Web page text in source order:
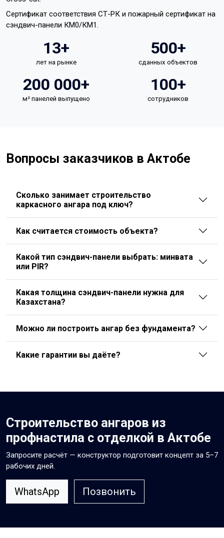
Сертификат соответствия СТ-РК и пожарный сертификат на
сэндвич-панели КМ0/КМ1.
13+
лет на рынке
500+
сданных объектов
200 000+
м² панелей выпущено
100+
сотрудников
Вопросы заказчиков в Актобе
Сколько занимает строительство
каркасного ангара под ключ?
Как считается стоимость объекта?
Какой тип сэндвич-панели выбрать: минвата
или PIR?
Какая толщина сэндвич-панели нужна для
Казахстана?
Можно ли построить ангар без фундамента?
Какие гарантии вы даёте?
Строительство ангаров из
профнастила с отделкой в Актобе
Запросите расчёт — конструктор подготовит концепт за 5–7
рабочих дней.
WhatsApp Позвонить